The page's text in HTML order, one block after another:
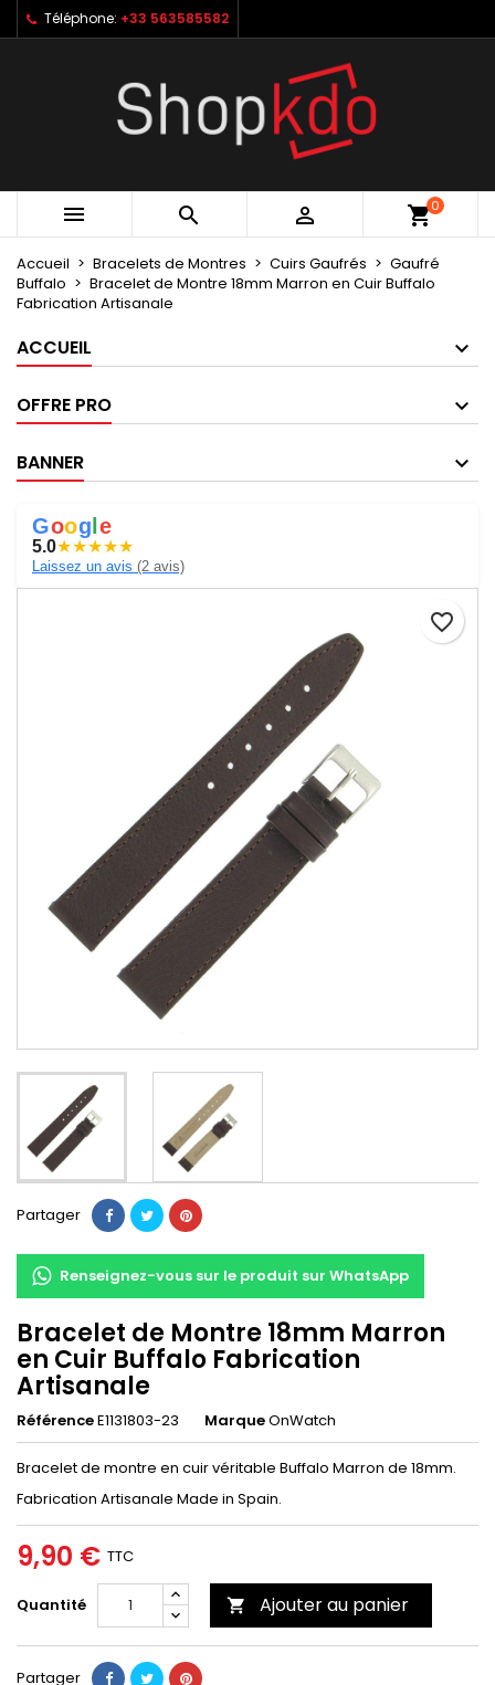
Téléphone: +33 563585582
   shopping_cart0
Accueil Bracelets de Montres Cuirs Gaufrés
Gaufré
Buffalo
Bracelet de Montre 18mm Marron en Cuir Buffalo
Fabrication Artisanale
ACCUEIL
OFFRE PRO
BANNER
Goog e
5.0★★★★★
Laissez un avis (2 avis)
Partager
Renseignez-vous sur le produit sur WhatsApp
Bracelet de Montre 18mm Marron
en Cuir Buffalo Fabrication
Artisanale
RéférenceE1131803-23 MarqueOnWatch
Bracelet de montre en cuir véritable Buffalo Marron de 18mm.
Fabrication Artisanale Made in Spain.
9,90 € TTC
Quantité  Ajouter au panier
favorite_border
Partager
My wishlists ×
Create new list
Créer une liste d'envies ×
Nom de la liste d'envies
Annuler Créer une liste d'envies
Connexion ×
Vous devez être connecté pour ajouter des produits
à votre liste d'envies.
Annuler Connexion